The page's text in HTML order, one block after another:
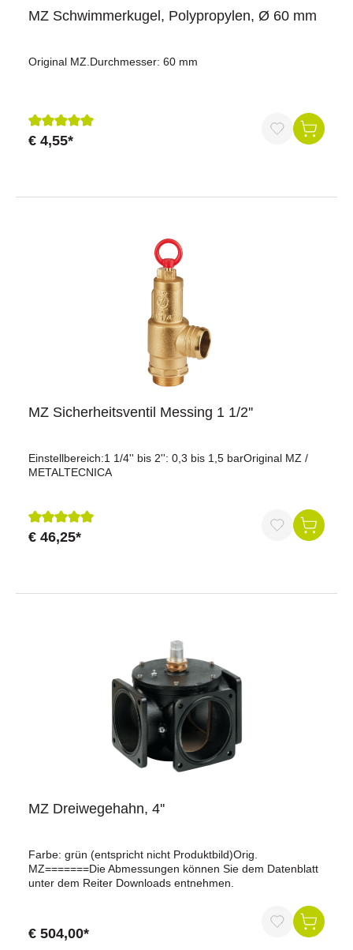
MZ Schwimmerkugel, Polypropylen, Ø 60 mm
Original MZ.Durchmesser: 60 mm
Durchschnittliche Bewertung von 5 von 5 Sternen
€ 4,55*
MZ Sicherheitsventil Messing 1 1/2''
Einstellbereich:1 1/4'' bis 2'': 0,3 bis 1,5 barOriginal MZ /
METALTECNICA
Durchschnittliche Bewertung von 5 von 5 Sternen
€ 46,25*
MZ Dreiwegehahn, 4''
Farbe: grün (entspricht nicht Produktbild)Orig.
MZ=======Die Abmessungen können Sie dem Datenblatt
unter dem Reiter Downloads entnehmen.
€ 504,00*